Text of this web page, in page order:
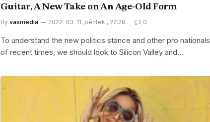
Guitar, A New Take on An Age-Old Form
By vasmedia 2022-03-11, péntek , 22:28 0
To understand the new politics stance and other pro nationals
of recent times, we should look to Silicon Valley and…